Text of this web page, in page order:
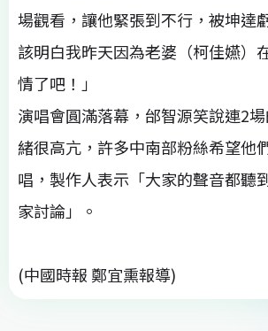
場觀看，讓他緊張到不行，被坤達
該明白我昨天因為老婆（柯佳嬿）
情了吧！」
演唱會圓滿落幕，邰智源笑說連2
緒很高亢，許多中南部粉絲希望他
唱，製作人表示「大家的聲音都聽
家討論」。
(中國時報 鄭宜熏報導)